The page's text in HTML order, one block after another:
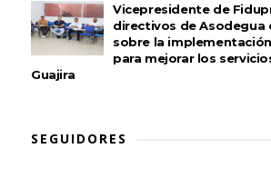
Vicepresidente de
directivos de Asodegua
sobre la
para mejorar los
Guajira
SEGUIDORES